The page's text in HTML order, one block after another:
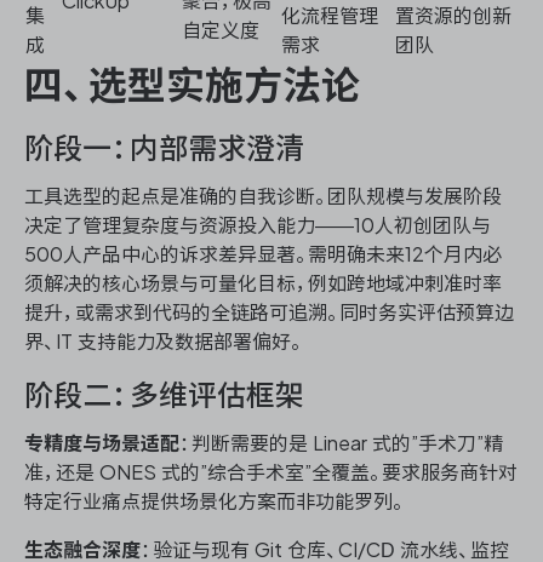
集
成
自定义度
化流程管理
需求
置资源的创新
团队
四、选型实施方法论
阶段一：内部需求澄清
工具选型的起点是准确的自我诊断。团队规模与发展阶段
决定了管理复杂度与资源投入能力——10人初创团队与
500人产品中心的诉求差异显著。需明确未来12个月内必
须解决的核心场景与可量化目标，例如跨地域冲刺准时率
提升，或需求到代码的全链路可追溯。同时务实评估预算边
界、IT 支持能力及数据部署偏好。
阶段二：多维评估框架
专精度与场景适配 ：判断需要的是 Linear 式的”手术刀”精
准，还是 ONES 式的”综合手术室”全覆盖。要求服务商针对
特定行业痛点提供场景化方案而非功能罗列。
生态融合深度：验证与现有 Git 仓库、CI/CD 流水线、监控